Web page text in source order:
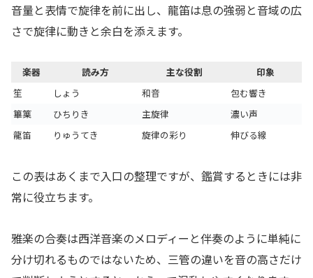
音量と表情で旋律を前に出し、龍笛は息の強弱と音域の広
さで旋律に動きと余白を添えます。
楽器 読み方 主な役割
印象
笙
しょう 和音
包む響き
篳篥
ひちりき 主旋律
濃い声
龍笛
りゅうてき 旋律の彩り 伸びる線
この表はあくまで入口の整理ですが、鑑賞するときには非
常に役立ちます。
雅楽の合奏は西洋音楽のメロディーと伴奏のように単純に
分け切れるものではないため、三管の違いを音の高さだけ